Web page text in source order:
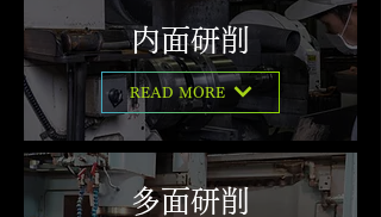
READ MORE
内面研削
多面研削